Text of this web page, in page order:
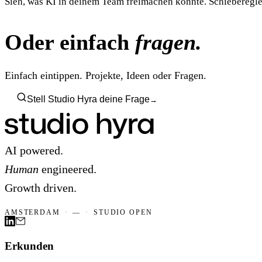
Oder einfach fragen.
Einfach eintippen. Projekte, Ideen oder Fragen.
Stell Studio Hyra deine Frage→
AI powered.
Human engineered.
Growth driven.
AMSTERDAM · — · STUDIO OPEN
Erkunden